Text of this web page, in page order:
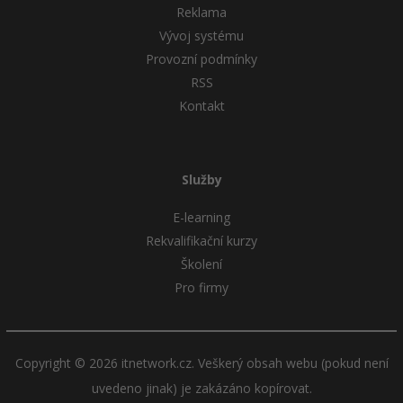
Reklama
Vývoj systému
Provozní podmínky
RSS
Kontakt
Služby
E-learning
Rekvalifikační kurzy
Školení
Pro firmy
Copyright © 2026 itnetwork.cz. Veškerý obsah webu (pokud není
uvedeno jinak) je zakázáno kopírovat.